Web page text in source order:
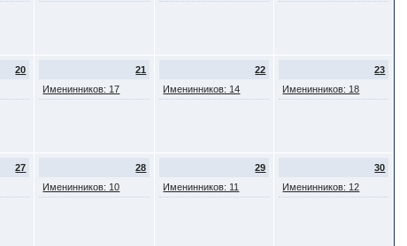
20
21
Именинников: 17
22
Именинников: 14
23
Именинников: 18
27
28
Именинников: 10
29
Именинников: 11
30
Именинников: 12